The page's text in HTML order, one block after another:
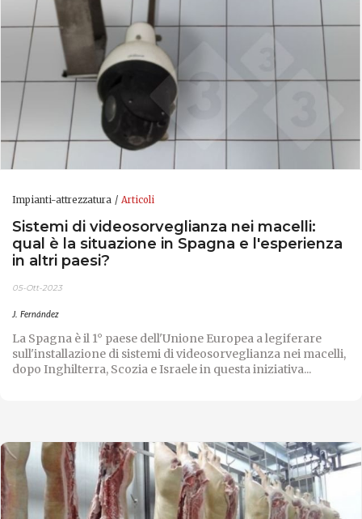
Impianti-attrezzatura Articoli
Sistemi di videosorveglianza nei macelli:
qual è la situazione in Spagna e l'esperienza
in altri paesi?
05-Ott-2023
J. Fernández
La Spagna è il 1° paese dell'Unione Europea a legiferare
sull'installazione di sistemi di videosorveglianza nei macelli,
dopo Inghilterra, Scozia e Israele in questa iniziativa...